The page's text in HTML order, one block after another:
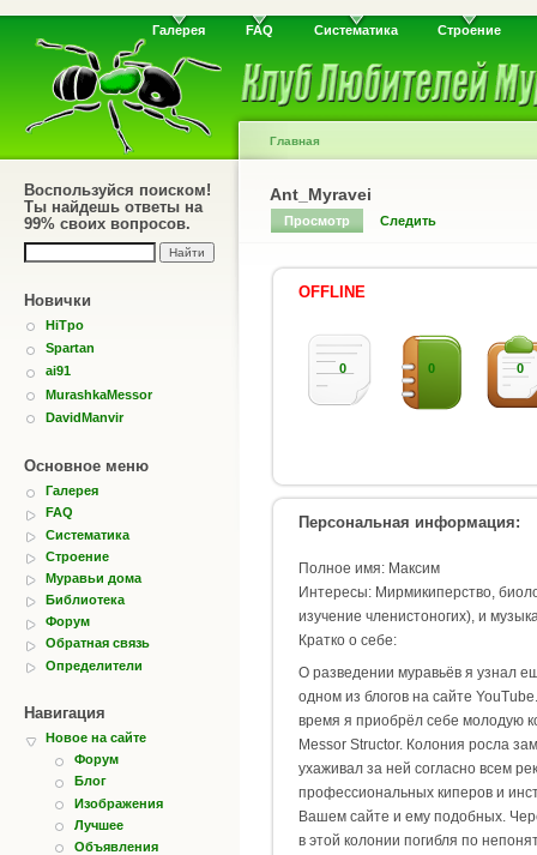
Галерея FAQ Систематика Строение
Воспользуйся поиском!
Ты найдешь ответы на
99% своих вопросов.
Новички
HiTpo
Spartan
ai91
MurashkaMessor
DavidManvir
Основное меню
Галерея
FAQ
Систематика
Строение
Муравьи дома
Библиотека
Форум
Обратная связь
Определители
Навигация
Новое на сайте
Форум
Блог
Изображения
Лучшее
Объявления
Главная
Ant_Myravei
Просмотр Следить
OFFLINE
0 0 0
Персональная информация:
Полное имя: Максим
Интересы: Мирмикиперство,
изучение членистоногих), и
Кратко о себе:
О разведении муравьёв я узнал
одном из блогов на сайте
время я приобрёл себе молодую
Messor Structor. Колония росла
ухаживал за ней согласно всем
профессиональных киперов и
Вашем сайте и ему подобных.
в этой колонии погибля по